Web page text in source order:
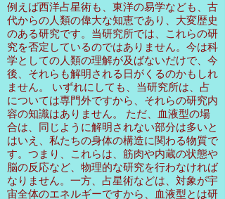
例えば西洋占星術も、東洋の易学なども、古
代からの人類の偉大な知恵であり、大変歴史
のある研究です。当研究所では、これらの研
究を否定しているのではありません。今は科
学としての人類の理解が及ばないだけで、今
後、それらも解明される日がくるのかもしれ
ません。 いずれにしても、当研究所は、占
については専門外ですから、それらの研究内
容の知識はありません。 ただ、血液型の場
合は、同じように解明されない部分は多いと
はいえ、私たちの身体の構造に関わる物質で
す。つまり、これらは、筋肉や内蔵の状態や
脳の反応など、物理的な研究を行わなければ
なりません。一方、占星術などは、対象が宇
宙全体のエネルギーですから、血液型とは研